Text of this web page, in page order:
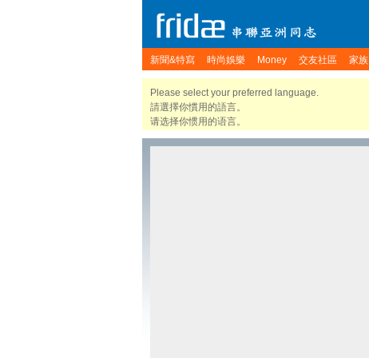
新聞&特寫 時尚娛樂 Money 交友社區 家族
Please select your preferred language.
請選擇你慣用的語言。
请选择你惯用的语言。